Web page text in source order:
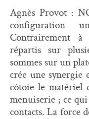
Agnès Provot :
configuration
Contrairement à
répartis sur
sommes sur un
crée une
côtoie le matériel
menuiserie ; ce
contacts. La force